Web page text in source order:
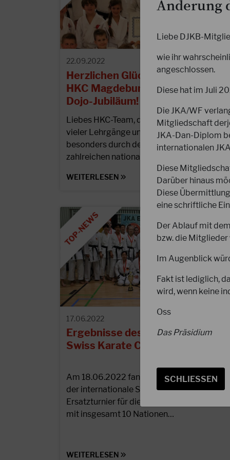
22.09.2022
Herzlichen Glückwunsch an den
HKC Magdeburg zum 25jährigen
Dojo-Jubiläum!
Liebes HKC-Team, durch die Ausrichtung
vieler Lehrgänge und Meisterschaften und
besonders durch den Gewinn der
zahlreichen nationalen und…
WEITERLESEN
17.06.2022
Ergebnisse des International
Swiss Karate Cup 2022
Am 18.06.2022 fand in Sursee (Schweiz)
der internationale Swiss Karate Cup (ein
Ersatzturnier für die EM 2022 in Sursee)
mit insgesamt 10 Nationen…
WEITERLESEN
Änderung
Liebe DJKB-
wie ihr
angeschlossen.
Diese hat im Juli
Die JKA/WF
Mitgliedschaft
JKA-Dan-Diplom
internationalen
Diese
Darüber hinaus
Diese
eine schriftliche
Der Ablauf mit
bzw. die Mitglieder
Im Augenblick
Fakt ist lediglich,
wird, wenn keine
Oss
Das Präsidium
SCHLIESSEN